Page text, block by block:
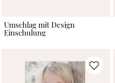
Umschlag mit Design
Einschulung